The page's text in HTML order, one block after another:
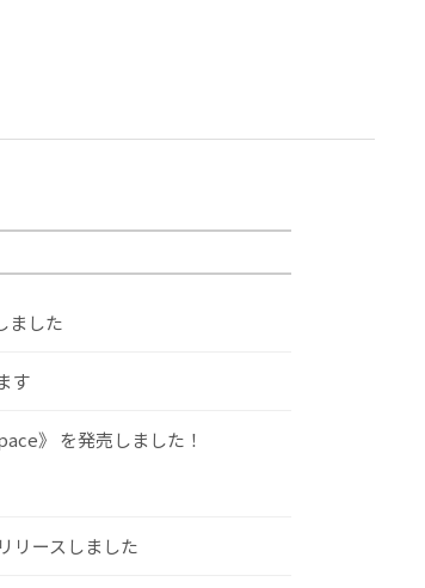
ました
す
》 を発売しました！
リースしました